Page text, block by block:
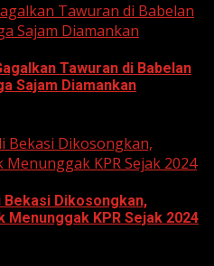
Tawuran di Babelan
Sajam Diamankan
Tawuran di Babelan
Sajam Diamankan
Bekasi Dikosongkan,
KPR Sejak 2024
Bekasi Dikosongkan,
KPR Sejak 2024